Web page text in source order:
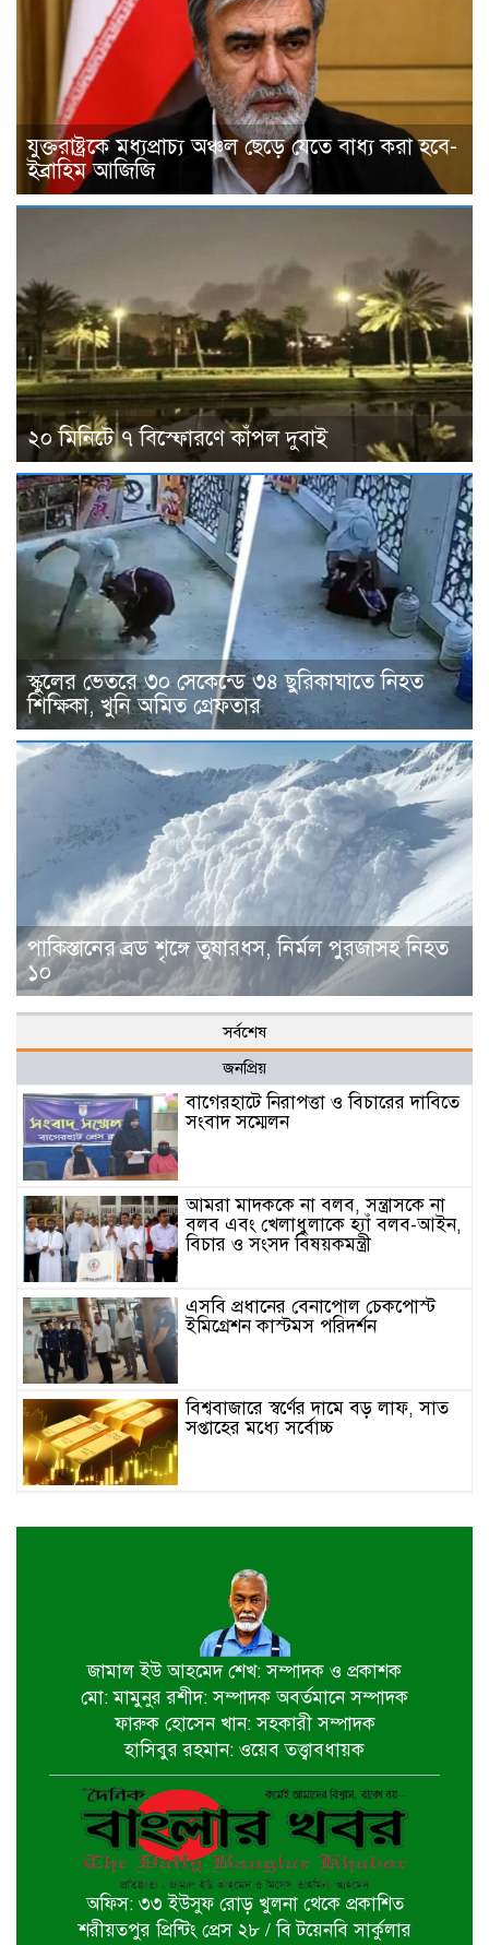
যুক্তরাষ্ট্রকে মধ্যপ্রাচ্য অঞ্চল ছেড়ে যেতে বাধ্য করা হবে-
ইব্রাহিম আজিজি
২০ মিনিটে ৭ বিস্ফোরণে কাঁপল দুবাই
স্কুলের ভেতরে ৩০ সেকেন্ডে ৩৪ ছুরিকাঘাতে নিহত
শিক্ষিকা, খুনি অমিত গ্রেফতার
পাকিস্তানের ব্রড শৃঙ্গে তুষারধস, নির্মল পুরজাসহ নিহত
১০
সর্বশেষ
জনপ্রিয়
বাগেরহাটে নিরাপত্তা ও বিচারের দাবিতে
সংবাদ সম্মেলন
আমরা মাদককে না বলব, সন্ত্রাসকে না
বলব এবং খেলাধুলাকে হ্যাঁ বলব-আইন,
বিচার ও সংসদ বিষয়কমন্ত্রী
এসবি প্রধানের বেনাপোল চেকপোস্ট
ইমিগ্রেশন কাস্টমস পরিদর্শন
বিশ্ববাজারে স্বর্ণের দামে বড় লাফ, সাত
সপ্তাহের মধ্যে সর্বোচ্চ
বিকল: ৭ ঘণ্টা ধরে বিমানে আটকা ২৬০
২৩তম রাষ্ট্রপতি নির্বাচন,ডাকছে সংসদের
বিশেষ অধিবেশন
একদিনের সফরে চট্টগ্রাম যাচ্ছেন
প্রধানমন্ত্রী
খুলনায় বইপড়া কর্মসূচির পুরস্কার
বিতরণী অনুষ্ঠিত
‘গণমাধ্যম এখনো স্বাধীন নয়’
বাগেরহাটে ডা. শফিকুর রহমান
জামাল ইউ আহমেদ শেখ: সম্পাদক ও প্রকাশক
মো: মামুনুর রশীদ: সম্পাদক অবর্তমানে সম্পাদক
ফারুক হোসেন খান: সহকারী সম্পাদক
হাসিবুর রহমান: ওয়েব তত্ত্বাবধায়ক
অফিস: ৩৩ ইউসুফ রোড় খুলনা থেকে প্রকাশিত
শরীয়তপুর প্রিন্টিং প্রেস ২৮ / বি টয়েনবি সার্কুলার